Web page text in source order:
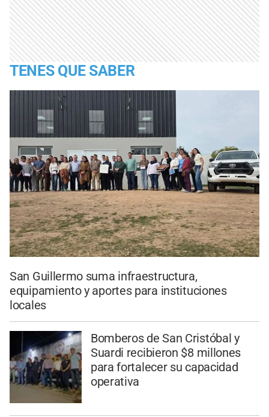
TENES QUE SABER
San Guillermo suma infraestructura,
equipamiento y aportes para instituciones
locales
Bomberos de San Cristóbal y
Suardi recibieron $8 millones
para fortalecer su capacidad
operativa